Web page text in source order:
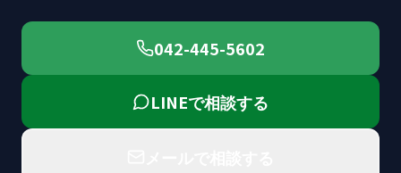
042-445-5602
LINEで相談する